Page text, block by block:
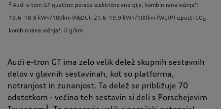
2Audi e-tron GT quattro: poraba električne energije, kombinirana vožnja*:
19.6–18.8 kWh/100km (NEDC); 21.6–19.9 kWh/100km (WLTP) izpusti CO₂,
kombinirana vožnja*: 0 g/km
Audi e-tron GT ima zelo velik delež skupnih sestavnih
delov v glavnih sestavinah, kot so platforma,
notranjost in zunanjost. Ta delež se približuje 70
odstotkom - večino teh sestavin si deli s Porschejevim
3